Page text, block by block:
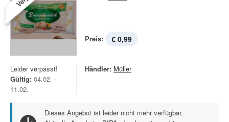
Preis: € 0,99
Leider verpasst!
Gültig: 04.02. -
11.02.
Händler: Müller
Dieses Angebot ist leider nicht mehr verfügbar.